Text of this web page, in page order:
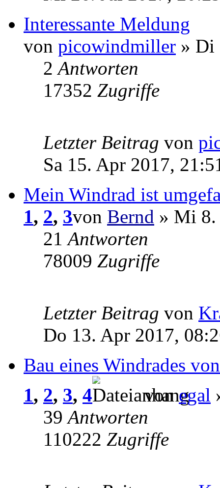
Interessante Meldung
von picowindmiller » Di
2Antworten
17352 Zugriffe
Letzter Beitrag von
Sa 15. Apr 2017,
Mein Windrad ist
1, 2, 3von Bernd » Mi 8.
21Antworten
78009 Zugriffe
Letzter Beitrag von
Do 13. Apr 2017,
Bau eines Windrades
1, 2, 3, 4 vonegal
39Antworten
110222 Zugriffe